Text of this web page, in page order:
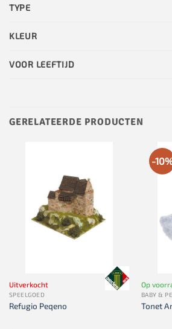
TYPE
KLEUR
VOOR LEEFTIJD
GERELATEERDE PRODUCTEN
Uitverkocht
SPEELGOED
Refugio Peqeno
-
Op
BABY &
Tonet